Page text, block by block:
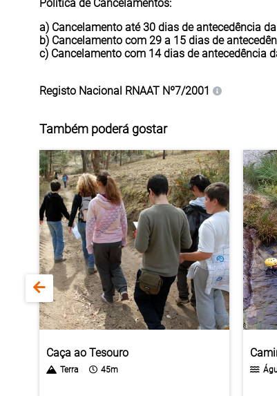
Política de Cancelamentos:
a) Cancelamento até 30 dias de antecedência
b) Cancelamento com 29 a 15 dias de
c) Cancelamento com 14 dias de antecedência
Registo Nacional RNAAT Nº7/2001
Também poderá gostar
Caça ao Tesouro
Terra 45m